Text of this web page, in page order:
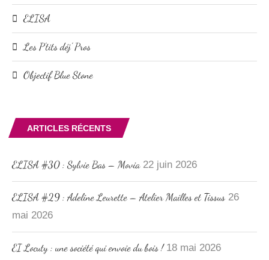
ELISA
Les P'tits déj' Pros
Objectif Blue Stone
ARTICLES RÉCENTS
ELISA #30 : Sylvie Bas – Movia 22 juin 2026
ELISA #29 : Adeline Leurette – Atelier Mailles et Tissus 26
mai 2026
EI Locuty : une société qui envoie du bois ! 18 mai 2026